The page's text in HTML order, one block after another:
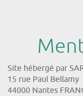
Site hébergé par
15 rue Paul Bellamy
44000 Nantes